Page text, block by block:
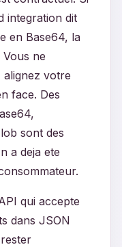
integration dit
en Base64, la
ne
alignez votre
face. Des
sont des
a deja ete
qui accepte
dans JSON